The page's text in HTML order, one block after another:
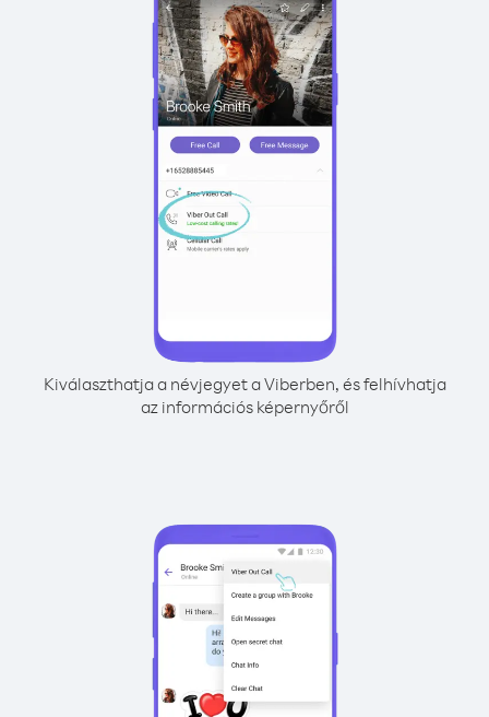
Kiválaszthatja a névjegyet a Viberben, és felhívhatja
az információs képernyőről